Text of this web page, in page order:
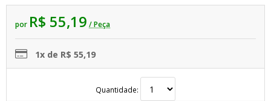
por R$ 55,19 / Peça
1x de R$ 55,19
Quantidade: